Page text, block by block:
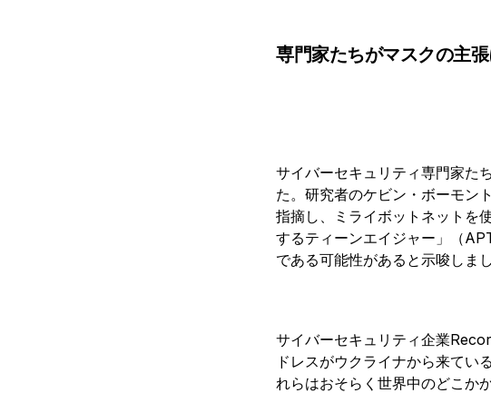
専門家たちがマスクの主
サイバーセキュリティ専門家た
た。研究者のケビン・ボーモン
指摘し、ミライボットネットを
するティーンエイジャー」（
である可能性があると示唆しまし
サイバーセキュリティ企業
ドレスがウクライナから来てい
れらはおそらく世界中のどこか